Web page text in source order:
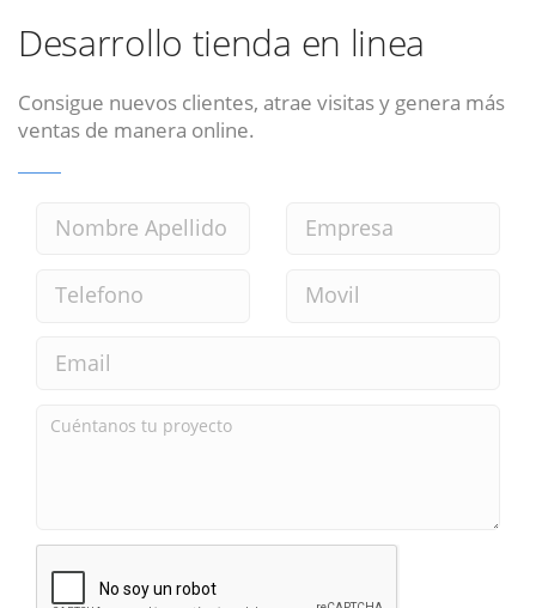
Desarrollo tienda en linea
Consigue nuevos clientes, atrae visitas y genera más
ventas de manera online.